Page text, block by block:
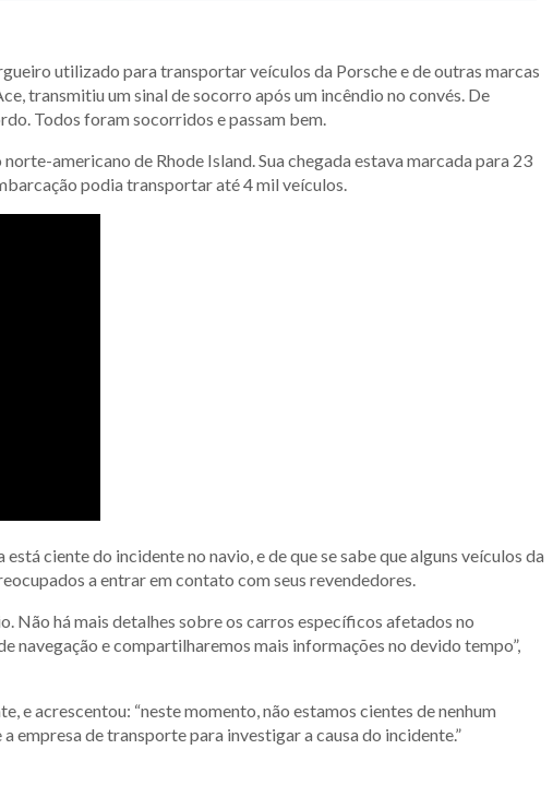
utilizado para transportar veículos da Porsche e de outras marcas
transmitiu um sinal de socorro após um incêndio no convés. De
Todos foram socorridos e passam bem.
americano de Rhode Island. Sua chegada estava marcada para 23
podia transportar até 4 mil veículos.
ciente do incidente no navio, e de que se sabe que alguns veículos da
a entrar em contato com seus revendedores.
Não há mais detalhes sobre os carros específicos afetados no
navegação e compartilharemos mais informações no devido tempo”,
e acrescentou: “neste momento, não estamos cientes de nenhum
empresa de transporte para investigar a causa do incidente.”